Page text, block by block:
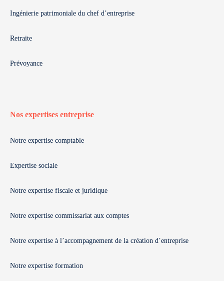
Ingénierie patrimoniale du chef d’entreprise
Retraite
Prévoyance
Nos expertises entreprise
Notre expertise comptable
Expertise sociale
Notre expertise fiscale et juridique
Notre expertise commissariat aux comptes
Notre expertise à l’accompagnement de la création d’entreprise
Notre expertise formation